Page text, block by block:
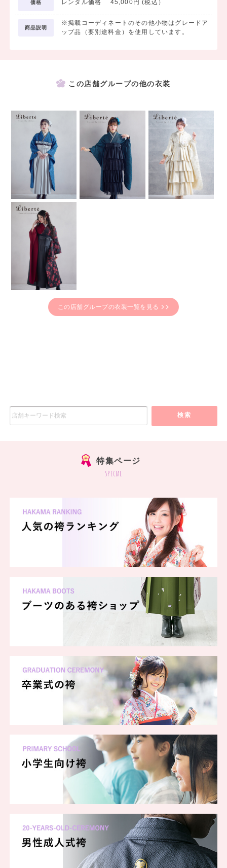
価格 レンタル価格 45,000円 (税込）
商品説明
※掲載コーディネートのその他小物はグレードア
ップ品（要別途料金）を使用しています。
この店舗グループの他の衣装
この店舗グループの衣装一覧を見る
検索
特集ページ
special